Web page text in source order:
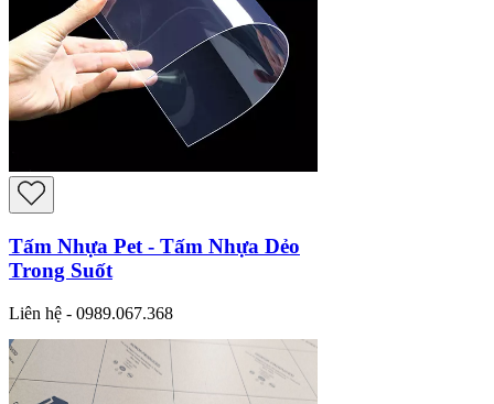
Tấm Nhựa Pet - Tấm Nhựa Dẻo
Trong Suốt
Liên hệ - 0989.067.368